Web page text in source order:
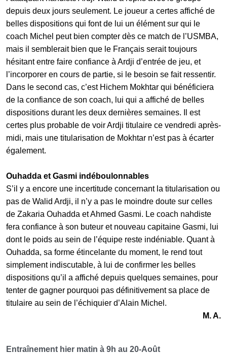
depuis deux jours seulement. Le joueur a certes affiché de
belles dispositions qui font de lui un élément sur qui le
coach Michel peut bien compter dès ce match de l’USMBA,
mais il semblerait bien que le Français serait toujours
hésitant entre faire confiance à Ardji d’entrée de jeu, et
l’incorporer en cours de partie, si le besoin se fait ressentir.
Dans le second cas, c’est Hichem Mokhtar qui bénéficiera
de la confiance de son coach, lui qui a affiché de belles
dispositions durant les deux dernières semaines. Il est
certes plus probable de voir Ardji titulaire ce vendredi après-
midi, mais une titularisation de Mokhtar n’est pas à écarter
également.
Ouhadda et Gasmi indéboulonnables
S’il y a encore une incertitude concernant la titularisation ou
pas de Walid Ardji, il n’y a pas le moindre doute sur celles
de Zakaria Ouhadda et Ahmed Gasmi. Le coach nahdiste
fera confiance à son buteur et nouveau capitaine Gasmi, lui
dont le poids au sein de l’équipe reste indéniable. Quant à
Ouhadda, sa forme étincelante du moment, le rend tout
simplement indiscutable, à lui de confirmer les belles
dispositions qu’il a affiché depuis quelques semaines, pour
tenter de gagner pourquoi pas définitivement sa place de
titulaire au sein de l’échiquier d’Alain Michel.
M. A.
Entraînement hier matin à 9h au 20-Août